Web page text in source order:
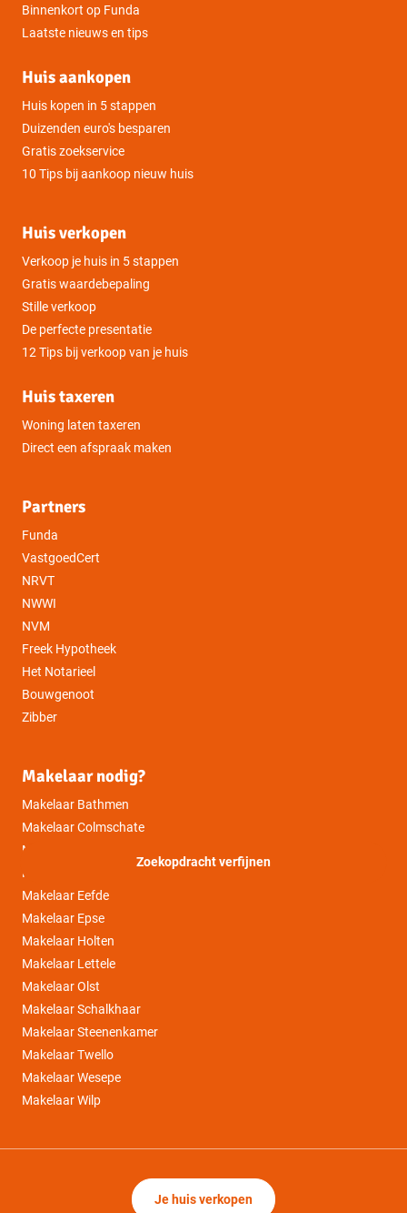
Zoekopdracht verfijnen
Binnenkort op Funda
Laatste nieuws en tips
Huis aankopen
Huis kopen in 5 stappen
Duizenden euro's besparen
Gratis zoekservice
10 Tips bij aankoop nieuw huis
Huis verkopen
Verkoop je huis in 5 stappen
Gratis waardebepaling
Stille verkoop
De perfecte presentatie
12 Tips bij verkoop van je huis
Huis taxeren
Woning laten taxeren
Direct een afspraak maken
Partners
Funda
VastgoedCert
NRVT
NWWI
NVM
Freek Hypotheek
Het Notarieel
Bouwgenoot
Zibber
Makelaar nodig?
Makelaar Bathmen
Makelaar Colmschate
Makelaar Deventer
Makelaar Diepenveen
Makelaar Eefde
Makelaar Epse
Makelaar Holten
Makelaar Lettele
Makelaar Olst
Makelaar Schalkhaar
Makelaar Steenenkamer
Makelaar Twello
Makelaar Wesepe
Makelaar Wilp
Je huis verkopen